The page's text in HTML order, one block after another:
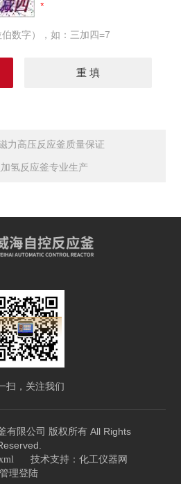
数字），如：三加四=7
力高压反应釜质量保证
氢反应釜专业生产
扫，关注我们
有限公司 版权所有 All Rights
技术支持： 化工仪器网
管理登陆